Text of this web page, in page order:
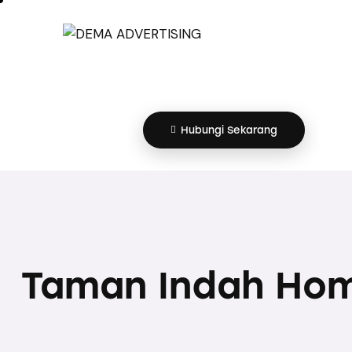
Hubungi Sekarang
Hubungi Sekarang
Taman Indah